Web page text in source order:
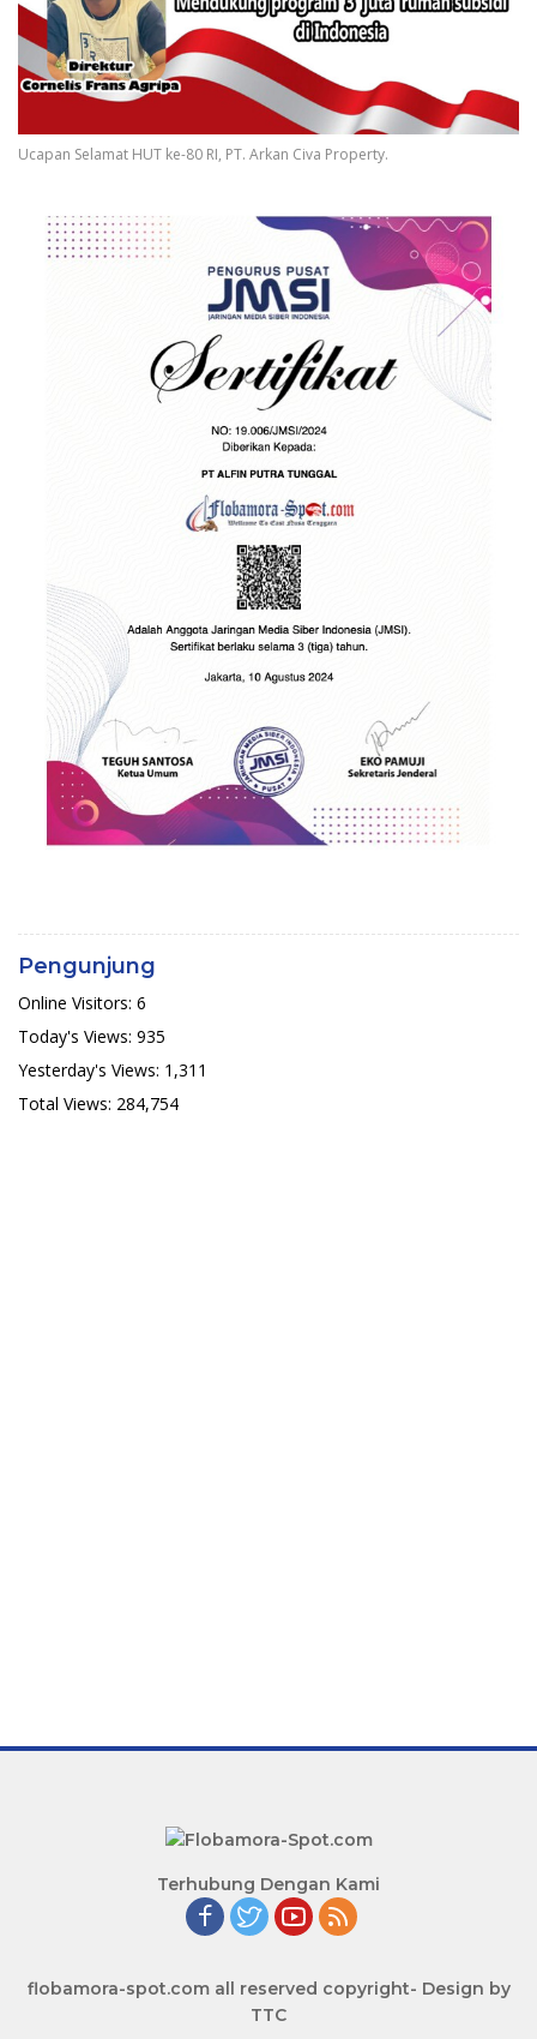
Ucapan Selamat HUT ke-80 RI, PT. Arkan Civa Property.
Pengunjung
Online Visitors: 6
Today's Views: 935
Yesterday's Views: 1,311
Total Views: 284,754
Terhubung Dengan Kami
flobamora-spot.com all reserved copyright- Design by
TTC